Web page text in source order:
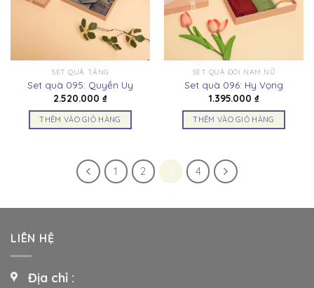
SET QUÀ TẶNG
Set quà 095: Quyền Uy
2.520.000 ₫
THÊM VÀO GIỎ HÀNG
SET QUÀ ĐÔI NAM NỮ
Set quà 096: Hy Vọng
1.395.000 ₫
THÊM VÀO GIỎ HÀNG
1 2 3 4
LIÊN HỆ
Địa chỉ :